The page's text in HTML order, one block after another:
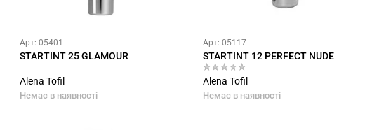
Арт: 05401
STARTINT 25 GLAMOUR
Alena Tofil
Немає в наявності
Арт: 05117
STARTINT 12 PERFECT NUDE
Alena Tofil
Немає в наявності